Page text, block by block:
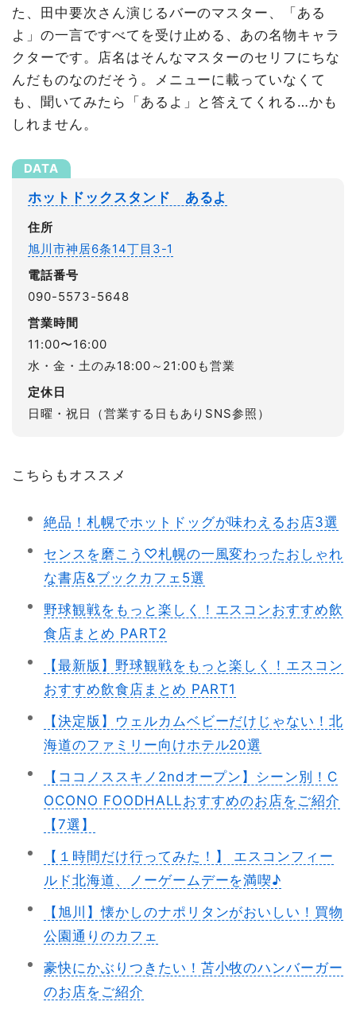
た、田中要次さん演じるバーのマスター、「ある
よ」の一言ですべてを受け止める、あの名物キャラ
クターです。店名はそんなマスターのセリフにちな
んだものなのだそう。メニューに載っていなくて
も、聞いてみたら「あるよ」と答えてくれる…かも
しれません。
ホットドックスタンド あるよ
住所
旭川市神居6条14丁目3-1
電話番号
090-5573-5648
営業時間
11:00〜16:00
水・金・土のみ18:00～21:00も営業
定休日
日曜・祝日（営業する日もありSNS参照）
こちらもオススメ
絶品！札幌でホットドッグが味わえるお店3選
センスを磨こう♡札幌の一風変わったおしゃれ
な書店&ブックカフェ5選
野球観戦をもっと楽しく！エスコンおすすめ飲
食店まとめ PART2
【最新版】野球観戦をもっと楽しく！エスコン
おすすめ飲食店まとめ PART1
【決定版】ウェルカムベビーだけじゃない！北
海道のファミリー向けホテル20選
【ココノススキノ2ndオープン】シーン別！C
OCONO FOODHALLおすすめのお店をご紹介
【7選】
【１時間だけ行ってみた！】 エスコンフィー
ルド北海道、ノーゲームデーを満喫♪
【旭川】懐かしのナポリタンがおいしい！買物
公園通りのカフェ
豪快にかぶりつきたい！苫小牧のハンバーガー
のお店をご紹介